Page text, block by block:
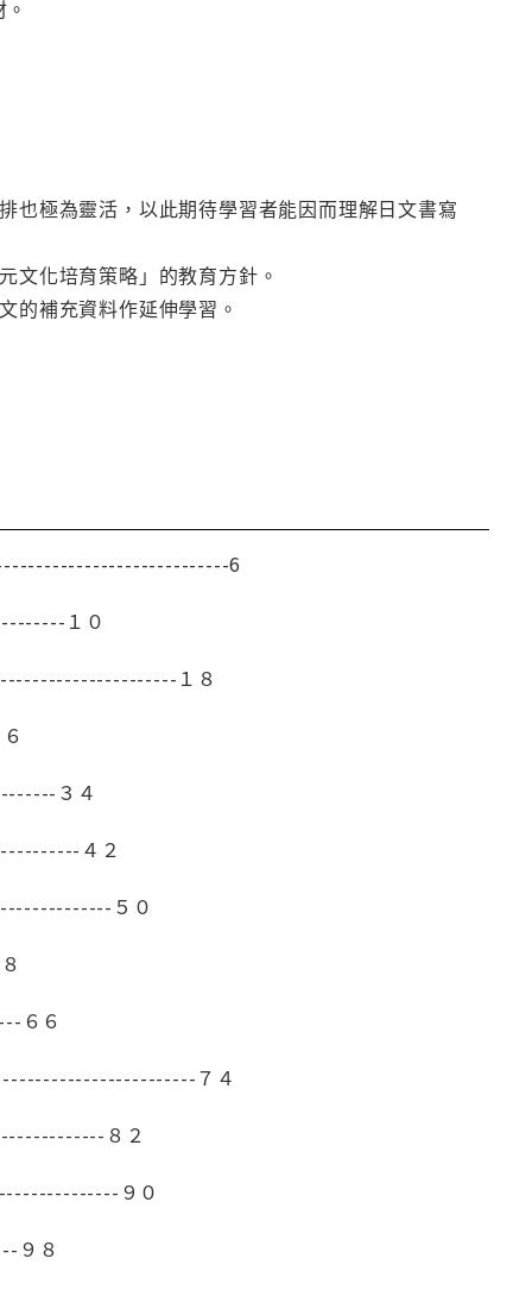
也極為靈活，以此期待學習者能因而理解日文書寫
文化培育策略」的教育方針。
的補充資料作延伸學習。
6
１０
１８
３４
４２
５０
６６
７４
８２
９０
９８